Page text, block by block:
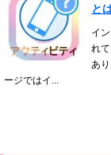
と
イ
れ
あ
ージではイ...